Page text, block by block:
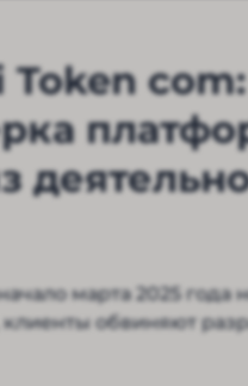
com:
марта 2025 года
обвиняют